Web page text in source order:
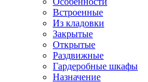
Встроенные
Из кладовки
Закрытые
Открытые
Раздвижные
Гардеробные шкафы
Назначение